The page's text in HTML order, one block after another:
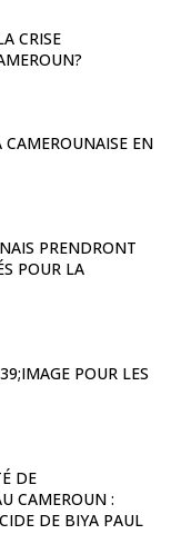
CRISE
EN
PRENDRONT
POUR LA
POUR LES
DE
CAMEROUN :
DE BIYA PAUL